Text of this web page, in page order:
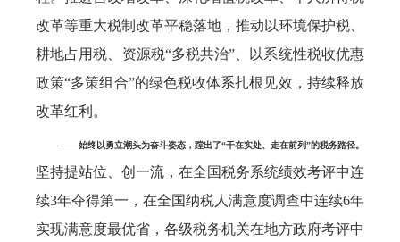
改革等重大税制改革平稳落地，推动以环境保护税、
耕地占用税、资源税“多税共治”、以系统性税收优惠
政策“多策组合”的绿色税收体系扎根见效，持续释放
改革红利。
——始终以勇立潮头为奋斗姿态，蹚出了“干在实处、走在前列”的税务路径。
坚持提站位、创一流，在全国税务系统绩效考评中连
续3年夺得第一，在全国纳税人满意度调查中连续6年
实现满意度最优省，各级税务机关在地方政府考评中